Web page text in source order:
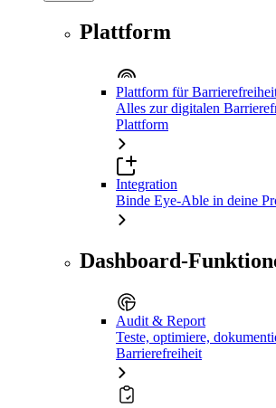
Plattform
Plattform für
Alles zur digitalen
Plattform
Integration
Binde Eye-Able in deine
Dashboard-
Audit & Report
Teste, optimiere,
Barrierefreiheit